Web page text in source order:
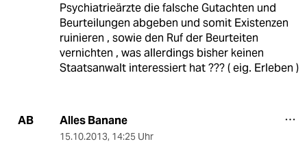
Psychiatrieärzte die falsche Gutachten und
Beurteilungen abgeben und somit Existenzen
ruinieren , sowie den Ruf der Beurteiten
vernichten , was allerdings bisher keinen
Staatsanwalt interessiert hat ??? ( eig. Erleben )
AB Alles Banane
15.10.2013, 14:25 Uhr